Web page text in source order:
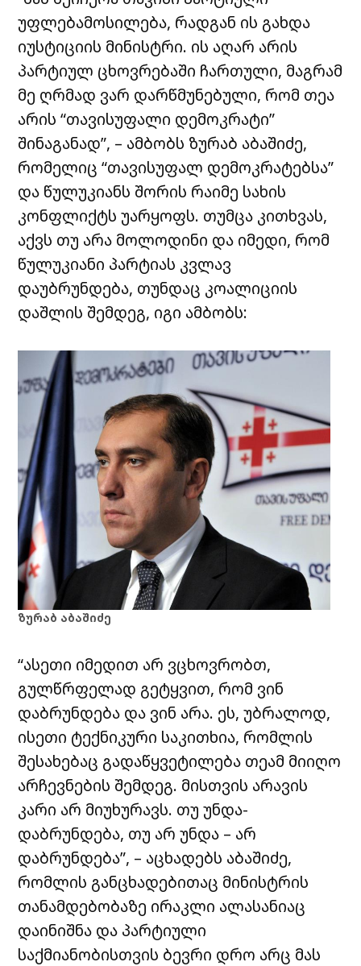
უფლებამოსილება, რადგან ის გახდა
იუსტიციის მინისტრი. ის აღარ არის
პარტიულ ცხოვრებაში ჩართული, მაგრამ
მე ღრმად ვარ დარწმუნებული, რომ თეა
არის “თავისუფალი დემოკრატი”
შინაგანად”, – ამბობს ზურაბ აბაშიძე,
რომელიც “თავისუფალ დემოკრატებსა”
და წულუკიანს შორის რაიმე სახის
კონფლიქტს უარყოფს. თუმცა კითხვას,
აქვს თუ არა მოლოდინი და იმედი, რომ
წულუკიანი პარტიას კვლავ
დაუბრუნდება, თუნდაც კოალიციის
დაშლის შემდეგ, იგი ამბობს:
ზურაბ აბაშიძე
“ასეთი იმედით არ ვცხოვრობთ,
გულწრფელად გეტყვით, რომ ვინ
დაბრუნდება და ვინ არა. ეს, უბრალოდ,
ისეთი ტექნიკური საკითხია, რომლის
შესახებაც გადაწყვეტილება თეამ მიიღო
არჩევნების შემდეგ. მისთვის არავის
კარი არ მიუხურავს. თუ უნდა-
დაბრუნდება, თუ არ უნდა – არ
დაბრუნდება”, – აცხადებს აბაშიძე,
რომლის განცხადებითაც მინისტრის
თანამდებობაზე ირაკლი ალასანიაც
დაინიშნა და პარტიული
საქმიანობისთვის ბევრი დრო არც მას